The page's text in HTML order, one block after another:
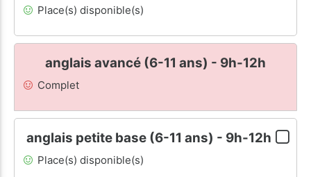
Place(s) disponible(s)
anglais avancé (6-11 ans) - 9h-12h
Complet
anglais petite base (6-11 ans) - 9h-12h
Place(s) disponible(s)